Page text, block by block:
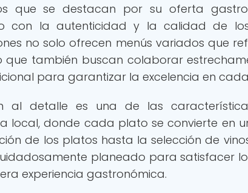
que se destacan por su oferta
con la autenticidad y la calidad de
no solo ofrecen menús variados que
que también buscan colaborar
para garantizar la excelencia en
al detalle es una de las
local, donde cada plato se convierte en
de los platos hasta la selección de
planeado para satisfacer
experiencia gastronómica.